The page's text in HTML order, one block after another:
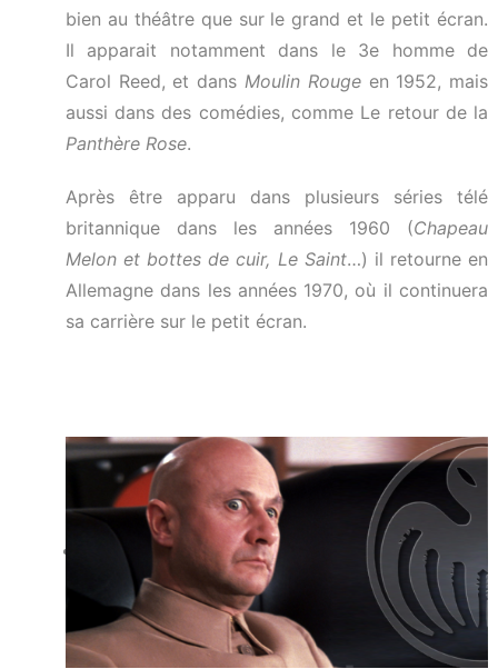
bien au théâtre que sur le grand et le petit écran.
Il apparait notamment dans le 3e homme de
Carol Reed, et dans Moulin Rougeen 1952, mais
aussi dans des comédies, comme Le retour de la
Panthère Rose.
Après être apparu dans plusieurs séries télé
britannique dans les années 1960 (Chapeau
Melon et bottes de cuir, Le Saint…) il retourne en
Allemagne dans les années 1970, où il continuera
sa carrière sur le petit écran.